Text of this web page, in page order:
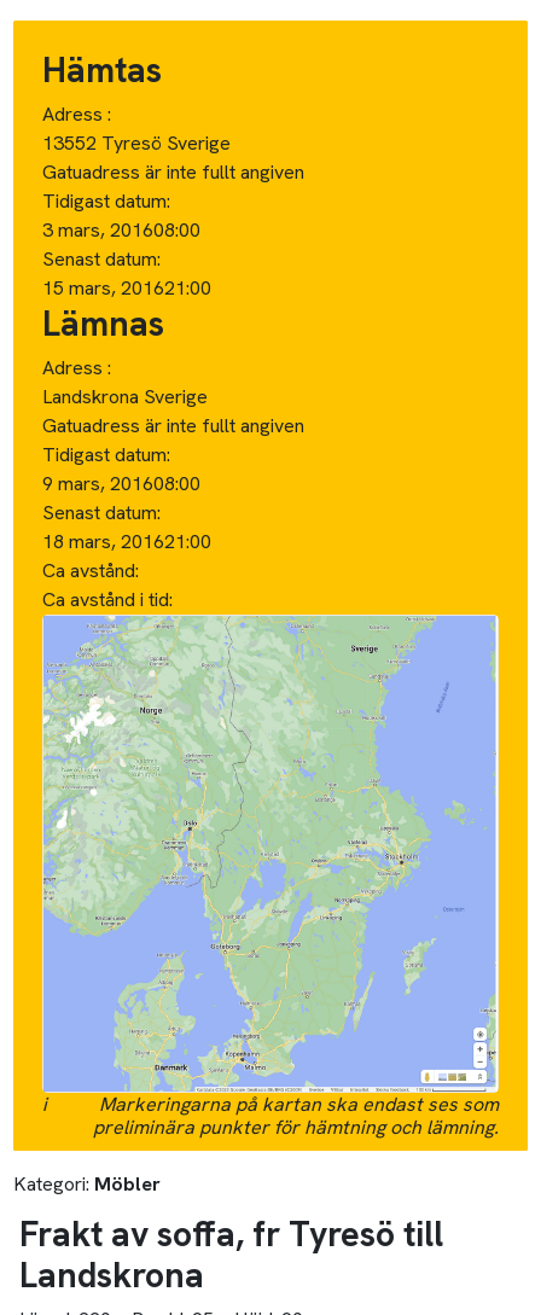
Hämtas
Adress :
13552 Tyresö Sverige
Gatuadress är inte fullt angiven
Tidigast datum:
3 mars, 201608:00
Senast datum:
15 mars, 201621:00
Lämnas
Adress :
Landskrona Sverige
Gatuadress är inte fullt angiven
Tidigast datum:
9 mars, 201608:00
Senast datum:
18 mars, 201621:00
Ca avstånd:
Ca avstånd i tid:
i
Markeringarna på kartan ska endast ses som
preliminära punkter för hämtning och lämning.
Kategori: Möbler
Frakt av soffa, fr Tyresö till
Landskrona